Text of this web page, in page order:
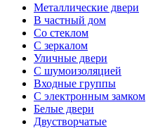
Металлические двери
В частный дом
Со стеклом
С зеркалом
Уличные двери
С шумоизоляцией
Входные группы
С электронным замком
Белые двери
Двустворчатые